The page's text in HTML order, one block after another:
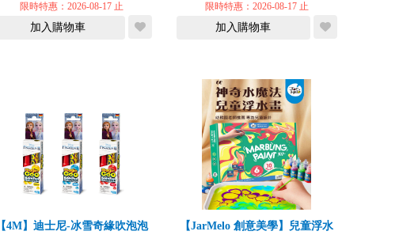
限時特惠：2026-08-17 止
加入購物車
限時特惠：2026-08-17 止
加入購物車
【4M】迪士尼-冰雪奇緣吹泡泡
【JarMelo 創意美學】兒童浮水